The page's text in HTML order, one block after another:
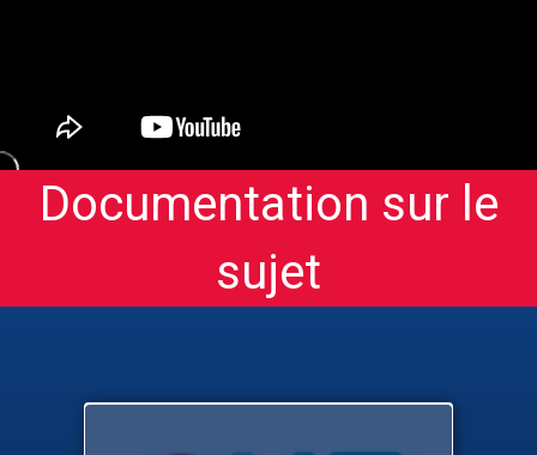
Documentation sur le
sujet